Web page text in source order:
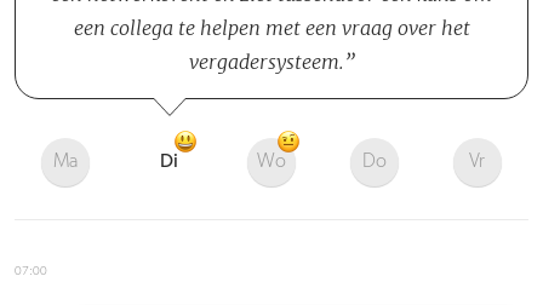
een collega te helpen met een vraag over het
vergadersysteem.
Ma Di Wo Do Vr
07:00